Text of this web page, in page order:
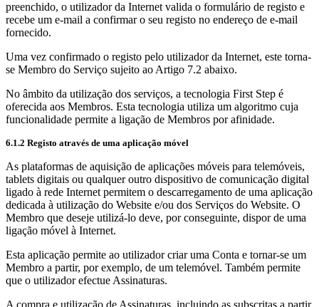
preenchido, o utilizador da Internet valida o formulário de registo e
recebe um e-mail a confirmar o seu registo no endereço de e-mail
fornecido.
Uma vez confirmado o registo pelo utilizador da Internet, este torna-
se Membro do Serviço sujeito ao Artigo 7.2 abaixo.
No âmbito da utilização dos serviços, a tecnologia First Step é
oferecida aos Membros. Esta tecnologia utiliza um algoritmo cuja
funcionalidade permite a ligação de Membros por afinidade.
6.1.2 Registo através de uma aplicação móvel
As plataformas de aquisição de aplicações móveis para telemóveis,
tablets digitais ou qualquer outro dispositivo de comunicação digital
ligado à rede Internet permitem o descarregamento de uma aplicação
dedicada à utilização do Website e/ou dos Serviços do Website. O
Membro que deseje utilizá-lo deve, por conseguinte, dispor de uma
ligação móvel à Internet.
Esta aplicação permite ao utilizador criar uma Conta e tornar-se um
Membro a partir, por exemplo, de um telemóvel. Também permite
que o utilizador efectue Assinaturas.
A compra e utilização de Assinaturas, incluindo as subscritas a partir